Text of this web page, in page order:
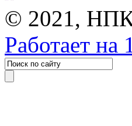
© 2021, НПК
Работает